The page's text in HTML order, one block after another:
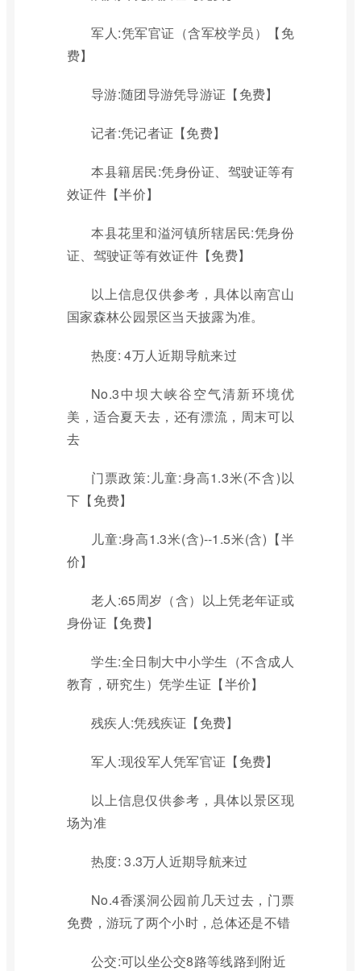
军人:凭军官证（含军校学员）【免
费】
导游:随团导游凭导游证【免费】
记者:凭记者证【免费】
本县籍居民:凭身份证、驾驶证等有
效证件【半价】
本县花里和溢河镇所辖居民:凭身份
证、驾驶证等有效证件【免费】
以上信息仅供参考，具体以南宫山
国家森林公园景区当天披露为准。
热度: 4万人近期导航来过
No.3中坝大峡谷空气清新环境优
美，适合夏天去，还有漂流，周末可以
去
门票政策:儿童:身高1.3米(不含)以
下【免费】
儿童:身高1.3米(含)--1.5米(含)【半
价】
老人:65周岁（含）以上凭老年证或
身份证【免费】
学生:全日制大中小学生（不含成人
教育，研究生）凭学生证【半价】
残疾人:凭残疾证【免费】
军人:现役军人凭军官证【免费】
以上信息仅供参考，具体以景区现
场为准
热度: 3.3万人近期导航来过
No.4香溪洞公园前几天过去，门票
免费，游玩了两个小时，总体还是不错
公交:可以坐公交8路等线路到附近